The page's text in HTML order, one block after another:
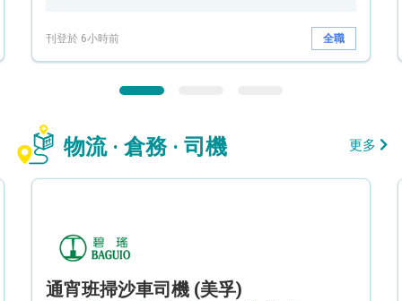
刊登於 6小時前 全職
物流 · 倉務 · 司機 更多
通宵班掃沙車司機 (美孚)